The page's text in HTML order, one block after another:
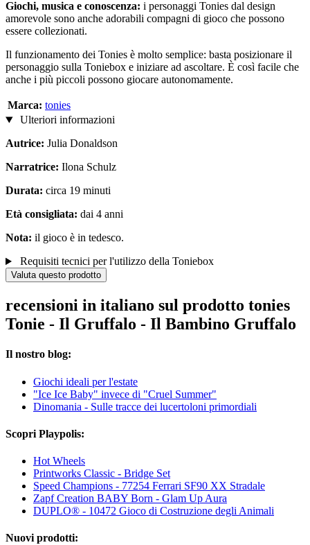
Giochi, musica e conoscenza: i personaggi Tonies dal design
amorevole sono anche adorabili compagni di gioco che possono
essere collezionati.
Il funzionamento dei Tonies è molto semplice: basta posizionare il
personaggio sulla Toniebox e iniziare ad ascoltare. È così facile che
anche i più piccoli possono giocare autonomamente.
Marca: tonies
Ulteriori informazioni
Autrice: Julia Donaldson
Narratrice: Ilona Schulz
Durata: circa 19 minuti
Età consigliata: dai 4 anni
Nota: il gioco è in tedesco.
Requisiti tecnici per l'utilizzo della Toniebox
Valuta questo prodotto
recensioni in italiano sul prodotto tonies
Tonie - Il Gruffalo - Il Bambino Gruffalo
Il nostro blog:
Giochi ideali per l'estate
"Ice Ice Baby" invece di "Cruel Summer"
Dinomania - Sulle tracce dei lucertoloni primordiali
Scopri Playpolis:
Hot Wheels
Printworks Classic - Bridge Set
Speed Champions - 77254 Ferrari SF90 XX Stradale
Zapf Creation BABY Born - Glam Up Aura
DUPLO® - 10472 Gioco di Costruzione degli Animali
Nuovi prodotti: